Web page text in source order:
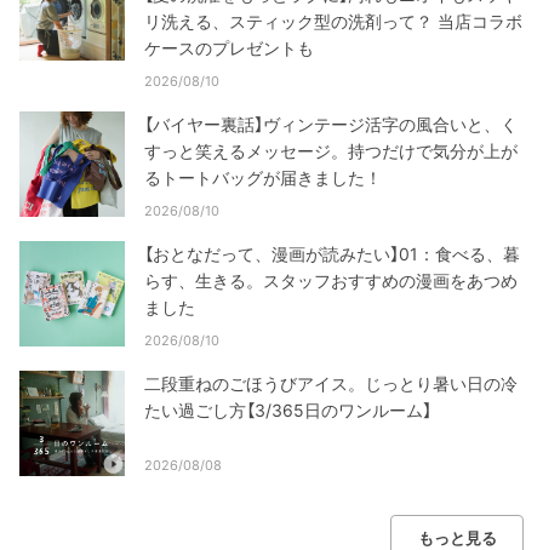
リ洗える、スティック型の洗剤って？ 当店コラボ
ケースのプレゼントも
2026/08/10
【バイヤー裏話】ヴィンテージ活字の風合いと、く
すっと笑えるメッセージ。持つだけで気分が上が
るトートバッグが届きました！
2026/08/10
【おとなだって、漫画が読みたい】01：食べる、暮
らす、生きる。スタッフおすすめの漫画をあつめ
ました
2026/08/10
二段重ねのごほうびアイス。じっとり暑い日の冷
たい過ごし方【3/365日のワンルーム】
2026/08/08
もっと見る